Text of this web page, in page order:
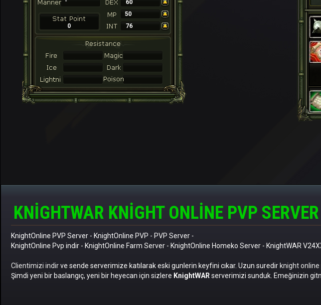
60
50
0
76
KNIGHTWAR KNIGHT ONLINE PVP SERVER
KnightOnline PVP Server - KnightOnline PVP - PVP Server -
KnightOnline Pvp indir - KnightOnline Farm Server - KnightOnline Homeko Server - KnightWAR
Clientimizi indirve sende serverimize katılarak eski gunlerin keyfini cıkar. Uzun suredir knight online
Şimdi yeni bir baslangıç, yeni bir heyecan için sizlere KnightWAR serverimizi sunduk. Emeğinizin